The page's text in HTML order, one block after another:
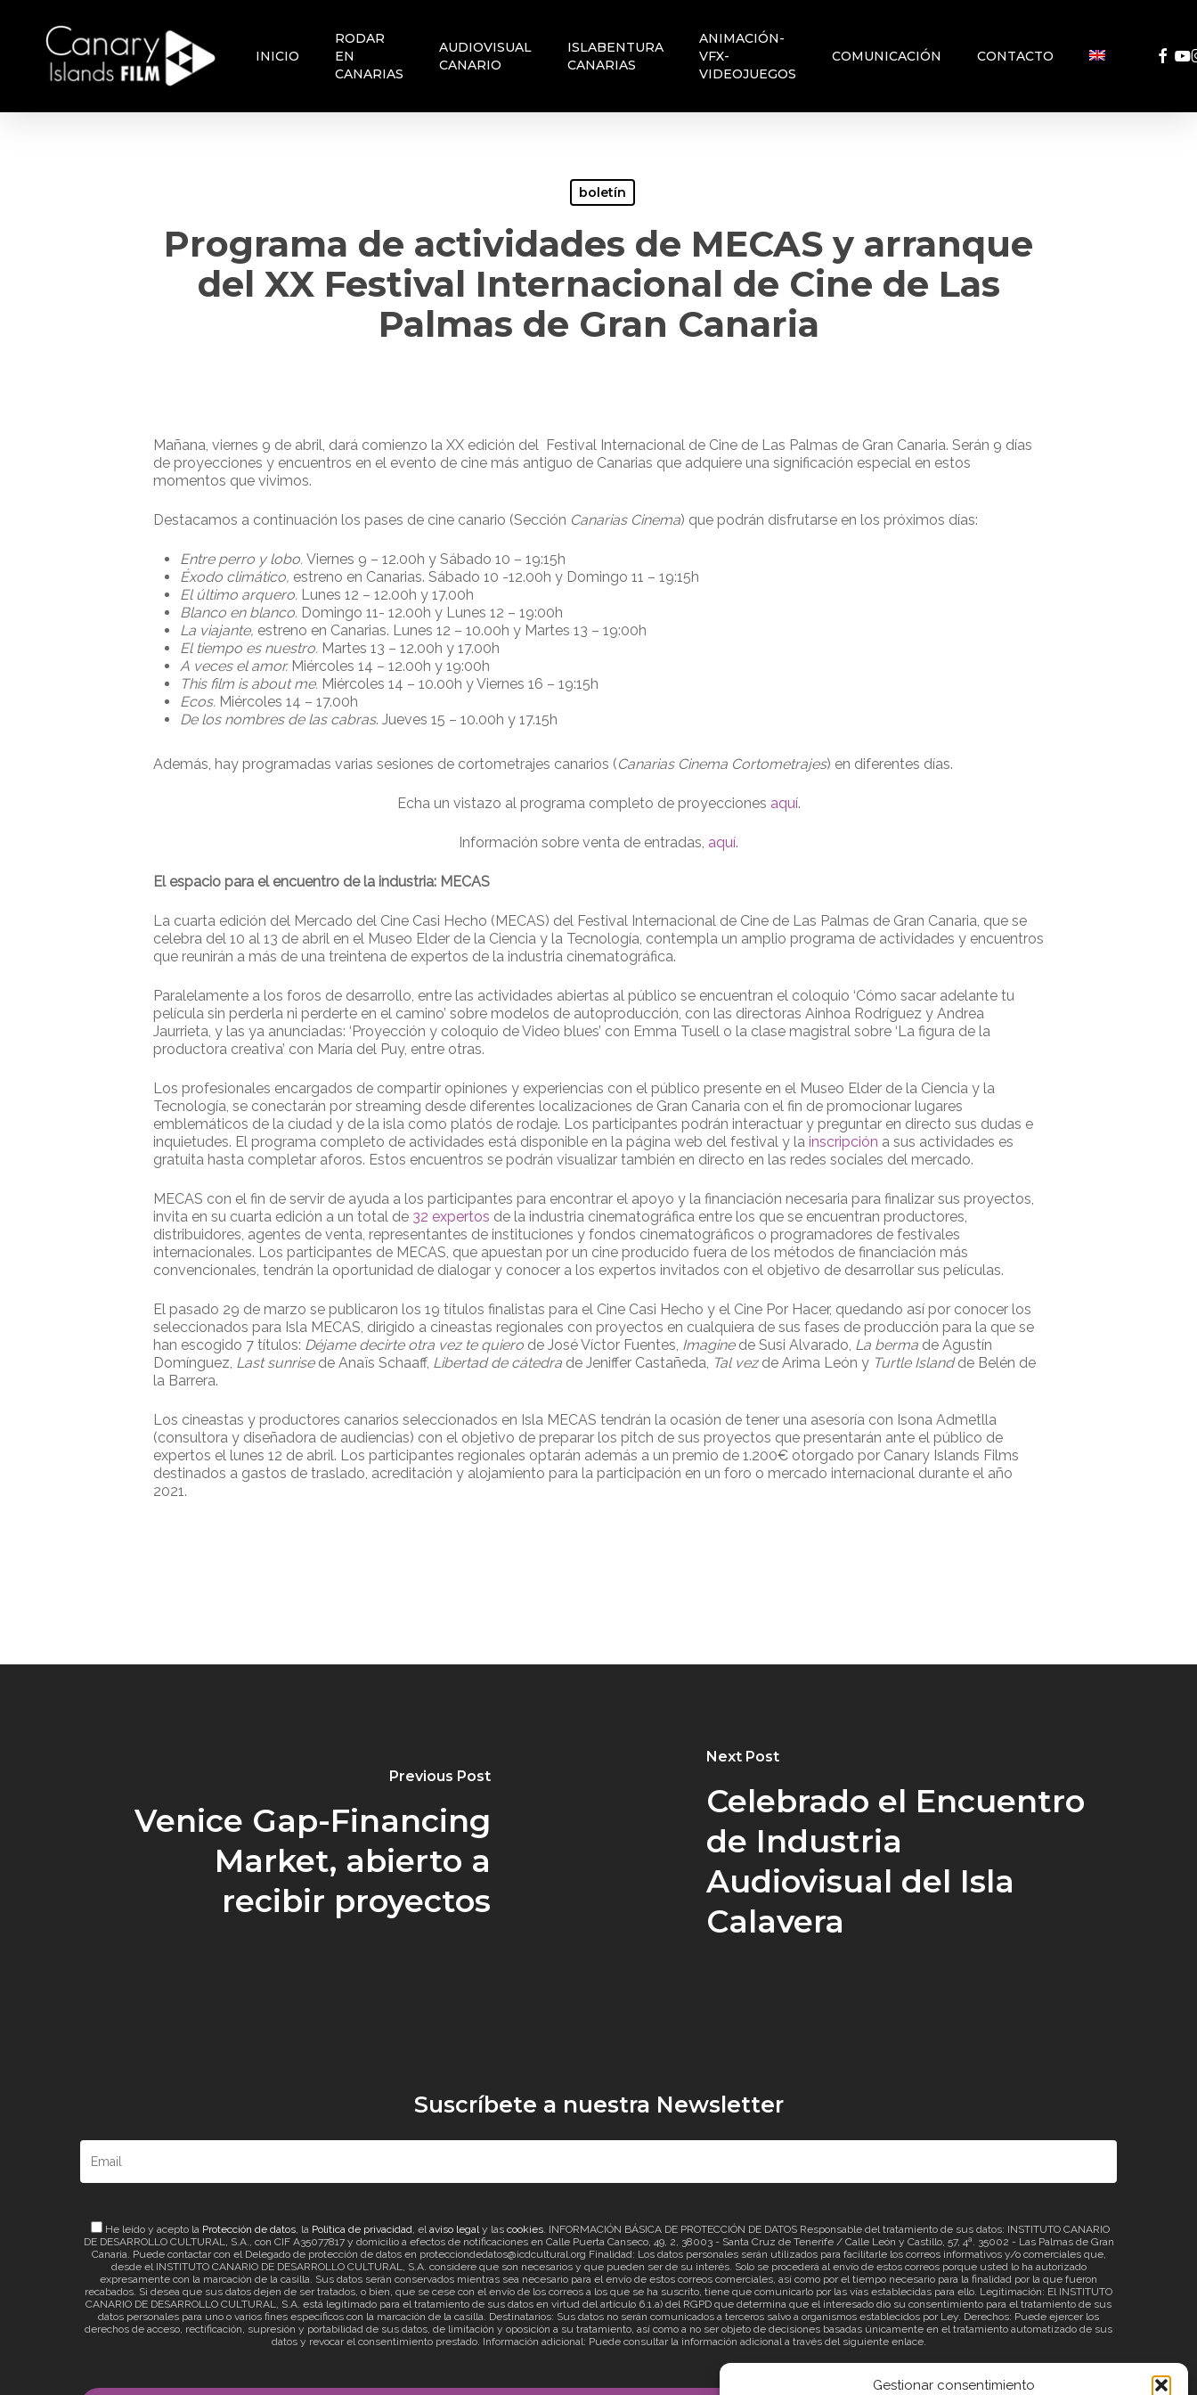
Gestionar consentimiento
content
Presione enter para buscar o ESC para cerrar
INICIO
RODAR
EN
CANARIAS
AUDIOVISUAL
CANARIO
ISLABENTURA
CANARIAS
ANIMACIÓN-
VFX-
VIDEOJUEGOS
COMUNICACIÓN CONTACTO
boletín
Programa de actividades de MECAS y arranque
del XX Festival Internacional de Cine de Las
Palmas de Gran Canaria
Mañana, viernes 9 de abril, dará comienzo la XX edición del Festival Internacional de Cine de Las Palmas de Gran Canaria. Serán 9 días
de proyecciones y encuentros en el evento de cine más antiguo de Canarias que adquiere una significación especial en estos
momentos que vivimos.
Destacamos a continuación los pases de cine canario (Sección Canarias Cinema) que podrán disfrutarse en los próximos días:
Entre perro y lobo. Viernes 9 – 12.00h y Sábado 10 – 19:15h
Éxodo climático, estreno en Canarias. Sábado 10 -12.00h y Domingo 11 – 19:15h
El último arquero. Lunes 12 – 12.00h y 17.00h
Blanco en blanco. Domingo 11- 12.00h y Lunes 12 – 19:00h
La viajante, estreno en Canarias. Lunes 12 – 10.00h y Martes 13 – 19:00h
El tiempo es nuestro. Martes 13 – 12.00h y 17.00h
A veces el amor. Miércoles 14 – 12.00h y 19:00h
This film is about me. Miércoles 14 – 10.00h y Viernes 16 – 19:15h
Ecos. Miércoles 14 – 17.00h
De los nombres de las cabras. Jueves 15 – 10.00h y 17.15h
Además, hay programadas varias sesiones de cortometrajes canarios (Canarias Cinema Cortometrajes) en diferentes días.
Echa un vistazo al programa completo de proyecciones aquí.
Información sobre venta de entradas, aquí.
El espacio para el encuentro de la industria: MECAS
La cuarta edición del Mercado del Cine Casi Hecho (MECAS) del Festival Internacional de Cine de Las Palmas de Gran Canaria, que se
celebra del 10 al 13 de abril en el Museo Elder de la Ciencia y la Tecnología, contempla un amplio programa de actividades y encuentros
que reunirán a más de una treintena de expertos de la industria cinematográfica.
Paralelamente a los foros de desarrollo, entre las actividades abiertas al público se encuentran el coloquio ‘Cómo sacar adelante tu
película sin perderla ni perderte en el camino’ sobre modelos de autoproducción, con las directoras Ainhoa Rodríguez y Andrea
Jaurrieta, y las ya anunciadas: ‘Proyección y coloquio de Video blues’ con Emma Tusell o la clase magistral sobre ‘La figura de la
productora creativa’ con María del Puy, entre otras.
Los profesionales encargados de compartir opiniones y experiencias con el público presente en el Museo Elder de la Ciencia y la
Tecnología, se conectarán por streaming desde diferentes localizaciones de Gran Canaria con el fin de promocionar lugares
emblemáticos de la ciudad y de la isla como platós de rodaje. Los participantes podrán interactuar y preguntar en directo sus dudas e
inquietudes. El programa completo de actividades está disponible en la página web del festival y la inscripción a sus actividades es
gratuita hasta completar aforos. Estos encuentros se podrán visualizar también en directo en las redes sociales del mercado.
MECAS con el fin de servir de ayuda a los participantes para encontrar el apoyo y la financiación necesaria para finalizar sus proyectos,
invita en su cuarta edición a un total de 32 expertos de la industria cinematográfica entre los que se encuentran productores,
distribuidores, agentes de venta, representantes de instituciones y fondos cinematográficos o programadores de festivales
internacionales. Los participantes de MECAS, que apuestan por un cine producido fuera de los métodos de financiación más
convencionales, tendrán la oportunidad de dialogar y conocer a los expertos invitados con el objetivo de desarrollar sus películas.
El pasado 29 de marzo se publicaron los 19 títulos finalistas para el Cine Casi Hecho y el Cine Por Hacer, quedando así por conocer los
seleccionados para Isla MECAS, dirigido a cineastas regionales con proyectos en cualquiera de sus fases de producción para la que se
han escogido 7 títulos: Déjame decirte otra vez te quiero de José Víctor Fuentes, Imagine de Susi Alvarado, La berma de Agustín
Domínguez, Last sunrise de Anaïs Schaaff, Libertad de cátedra de Jeniffer Castañeda, Tal vezde Arima León y Turtle Islandde Belén de
la Barrera.
Los cineastas y productores canarios seleccionados en Isla MECAS tendrán la ocasión de tener una asesoría con Isona Admetlla
(consultora y diseñadora de audiencias) con el objetivo de preparar los pitch de sus proyectos que presentarán ante el público de
expertos el lunes 12 de abril. Los participantes regionales optarán además a un premio de 1.200€ otorgado por Canary Islands Films
destinados a gastos de traslado, acreditación y alojamiento para la participación en un foro o mercado internacional durante el año
2021.
Previous Post
Venice Gap-Financing
Market, abierto a
recibir proyectos
Next Post
Celebrado el Encuentro
de Industria
Audiovisual del Isla
Calavera
Suscríbete a nuestra Newsletter
He leído y acepto la Protección de datos, la Política de privacidad, elaviso legaly las cookies. INFORMACIÓN BÁSICA DE PROTECCIÓN DE DATOS Responsable del tratamiento de sus datos: INSTITUTO CANARIO
DE DESARROLLO CULTURAL, S.A., con CIF A35077817 y domicilio a efectos de notificaciones en Calle Puerta Canseco, 49, 2, 38003 - Santa Cruz de Tenerife / Calle León y Castillo, 57, 4ª. 35002 - Las Palmas de Gran
Canaria. Puede contactar con el Delegado de protección de datos en protecciondedatos@icdcultural.org Finalidad: Los datos personales serán utilizados para facilitarle los correos informativos y/o comerciales que,
desde el INSTITUTO CANARIO DE DESARROLLO CULTURAL, S.A. considere que son necesarios y que pueden ser de su interés. Solo se procederá al envío de estos correos porque usted lo ha autorizado
expresamente con la marcación de la casilla. Sus datos serán conservados mientras sea necesario para el envío de estos correos comerciales, así como por el tiempo necesario para la finalidad por la que fueron
recabados. Si desea que sus datos dejen de ser tratados, o bien, que se cese con el envío de los correos a los que se ha suscrito, tiene que comunicarlo por las vías establecidas para ello. Legitimación: El INSTITUTO
CANARIO DE DESARROLLO CULTURAL, S.A. está legitimado para el tratamiento de sus datos en virtud del artículo 6.1.a) del RGPD que determina que el interesado dio su consentimiento para el tratamiento de sus
datos personales para uno o varios fines específicos con la marcación de la casilla. Destinatarios: Sus datos no serán comunicados a terceros salvo a organismos establecidos por Ley. Derechos: Puede ejercer los
derechos de acceso, rectificación, supresión y portabilidad de sus datos, de limitación y oposición a su tratamiento, así como a no ser objeto de decisiones basadas únicamente en el tratamiento automatizado de sus
datos y revocar el consentimiento prestado. Información adicional: Puede consultar la información adicional a través del siguiente enlace.